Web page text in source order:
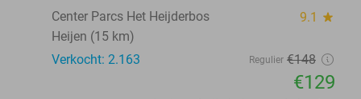
Center Parcs Het Heijderbos
9.1 star
Heijen (15 km)
Verkocht: 2.163
Regulier €148
€129